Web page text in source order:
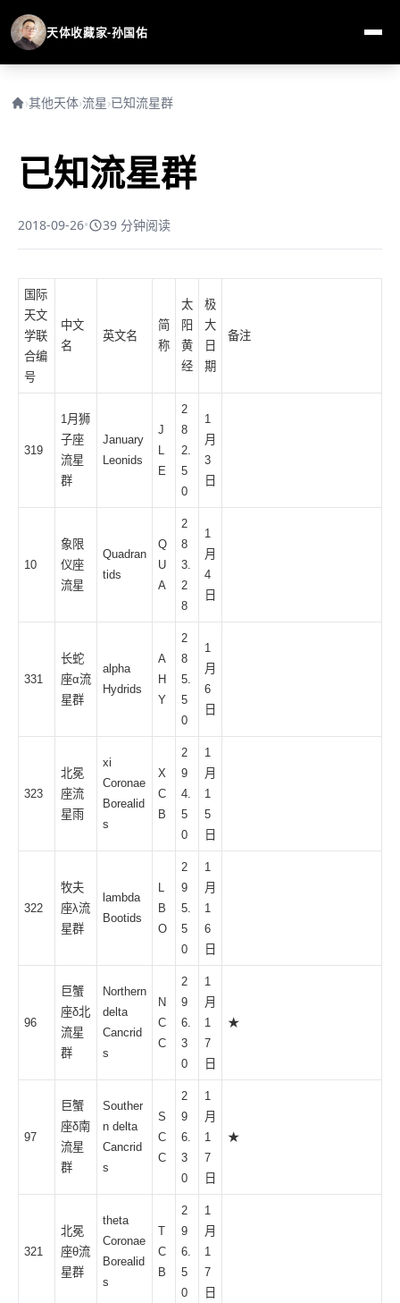
天体收藏家-孙国佑
›其他天体›流星›已知流星群
已知流星群
2018-09-26• 39 分钟阅读
国际
天文
学联
合编
号
中文
名
英文名
简
称
太
阳
黄
经
极
大
日
期
备注
319
1月狮
子座
流星
群
January
Leonids
J
L
E
2
8
2.
5
0
1
月
3
日
10
象限
仪座
流星
Quadran
tids
Q
U
A
2
8
3.
2
8
1
月
4
日
331
长蛇
座α流
星群
alpha
Hydrids
A
H
Y
2
8
5.
5
0
1
月
6
日
323
北冕
座流
星雨
xi
Coronae
Borealid
s
X
C
B
2
9
4.
5
0
1
月
1
5
日
322
牧夫
座λ流
星群
lambda
Bootids
L
B
O
2
9
5.
5
0
1
月
1
6
日
96
巨蟹
座δ北
流星
群
Northern
delta
Cancrid
s
N
C
C
2
9
6.
3
0
1
月
1
7
日
★
97
巨蟹
座δ南
流星
群
Souther
n delta
Cancrid
s
S
C
C
2
9
6.
3
0
1
月
1
7
日
★
321
北冕
座θ流
星群
theta
Coronae
Borealid
s
T
C
B
2
9
6.
5
0
1
月
1
7
日